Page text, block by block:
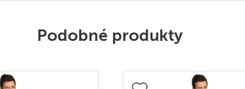
Podobné produkty